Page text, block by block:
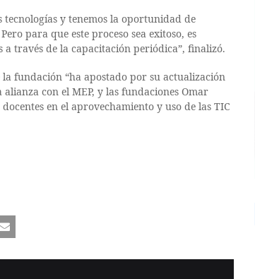
y tenemos la oportunidad de
para que este proceso sea exitoso, es
través de la capacitación periódica”, finalizó.
fundación “ha apostado por su actualización
con el MEP, y las fundaciones Omar
en el aprovechamiento y uso de las TIC